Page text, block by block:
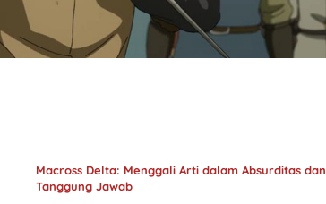
Macross Delta: Menggali Arti dalam Absurditas dan
Tanggung Jawab